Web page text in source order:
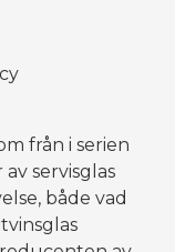
från i serien
servisglas
både vad